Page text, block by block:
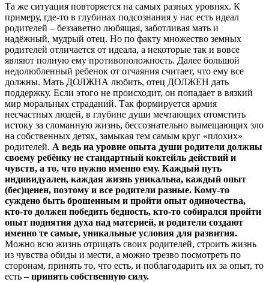
Та же ситуация повторяется на самых разных уровнях. К
примеру, где-то в глубинах подсознания у нас есть идеал
родителей – беззаветно любящая, заботливая мать и
надёжный, мудрый отец. Но по факту множество земных
родителей отличается от идеала, а некоторые так и вовсе
являют полную ему противоположность. Далее большой
недолюбленный ребенок от отчаяния считает, что ему все
должны. Мать ДОЛЖНА любить, отец ДОЛЖЕН дать
поддержку. Если этого не происходит, он попадает в вязкий
мир моральных страданий. Так формируется армия
несчастных людей, в глубине души мечтающих отомстить
истоку за сломанную жизнь, бессознательно вымещающих зло
на собственных детях, замыкая тем самым круг «плохих»
родителей. А ведь на уровне опыта души родители должны
своему ребёнку не стандартный коктейль действий и
чувств, а то, что нужно именно ему. Каждый путь
индивидуален, каждая жизнь уникальна, каждый опыт
(бес)ценен, поэтому и все родители разные. Кому-то
суждено быть брошенным и пройти опыт одиночества,
кто-то должен победить бедность, кто-то собирался пройти
опыт поднятия духа над материей, и родители создают
именно те самые, уникальные условия для развития.
Можно всю жизнь отрицать своих родителей, строить жизнь
из чувства обиды и мести, а можно трезво посмотреть по
сторонам, принять то, что есть, и поблагодарить их за опыт, то
есть – принять собственную силу.